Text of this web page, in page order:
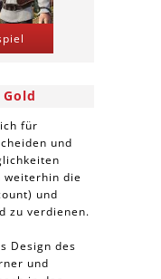
für
und
weiterhin die
und
zu verdienen.
Design des
und